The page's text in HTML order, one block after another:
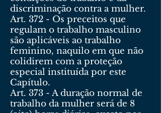
discriminação contra a mulher.
Art. 372 - Os preceitos que
regulam o trabalho masculino
são aplicáveis ao trabalho
feminino, naquilo em que não
colidirem com a proteção
especial instituída por este
Capítulo.
Art. 373 - A duração normal de
trabalho da mulher será de 8